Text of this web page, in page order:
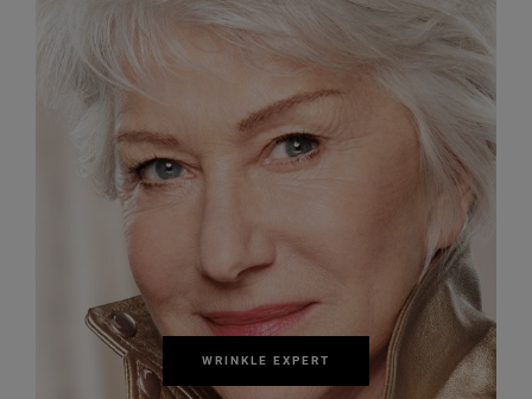
WRINKLE EXPERT